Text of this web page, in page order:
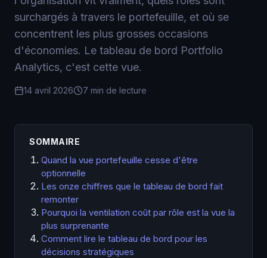
surchargés à travers le portefeuille, et où se
concentrent les plus grosses occasions
d'économies. Le tableau de bord Portfolio
Analytics, c'est cette vue.
14 avril 2026 7 min de lecture
SOMMAIRE
Quand la vue portefeuille cesse d'être
optionnelle
Les onze chiffres que le tableau de bord fait
remonter
Pourquoi la ventilation coût par rôle est la vue la
plus surprenante
Comment lire le tableau de bord pour les
décisions stratégiques